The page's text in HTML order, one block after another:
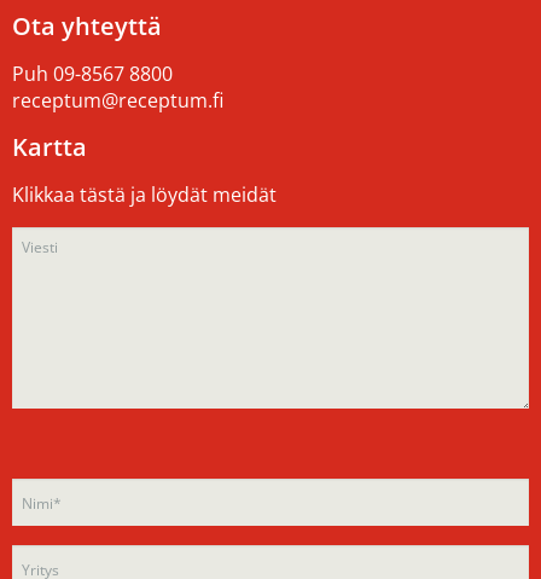
Ota yhteyttä
Puh 09-8567 8800
receptum@receptum.fi
Kartta
Klikkaa tästä ja löydät meidät
leave
this
empty.
leave
this
field